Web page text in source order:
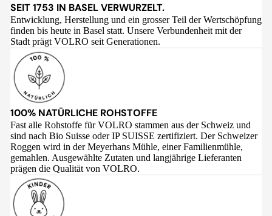
SEIT 1753 IN BASEL VERWURZELT.
Entwicklung, Herstellung und ein grosser Teil der Wertschöpfung
finden bis heute in Basel statt. Unsere Verbundenheit mit der
Stadt prägt VOLRO seit Generationen.
100% NATÜRLICHE ROHSTOFFE
Fast alle Rohstoffe für VOLRO stammen aus der Schweiz und
sind nach Bio Suisse oder IP SUISSE zertifiziert. Der Schweizer
Roggen wird in der Meyerhans Mühle, einer Familienmühle,
gemahlen. Ausgewählte Zutaten und langjährige Lieferanten
prägen die Qualität von VOLRO.